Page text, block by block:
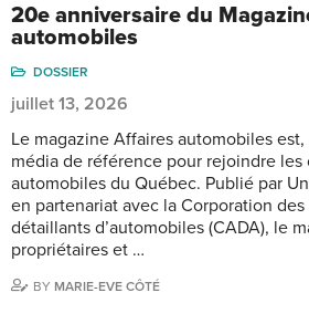
20e anniversaire du
automobiles
DOSSIER
juillet 13, 2026
Le magazine Affaires automobiles
média de référence pour rejoindre les
automobiles du Québec. Publié par
en partenariat avec la Corporation
détaillants d’automobiles (CADA), le
propriétaires et …
BY MARIE-EVE CÔTÉ